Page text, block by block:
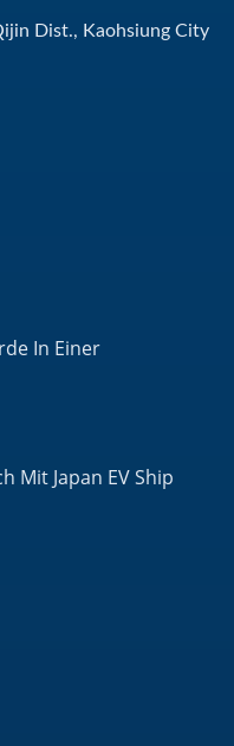
Dist., Kaohsiung City
In Einer
Mit Japan EV Ship